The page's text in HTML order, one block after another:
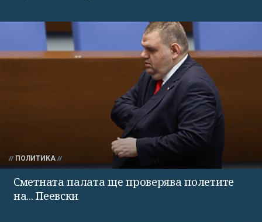
ПОЛИТИКА
Сметната палата ще проверява полетите
на... Пеевски